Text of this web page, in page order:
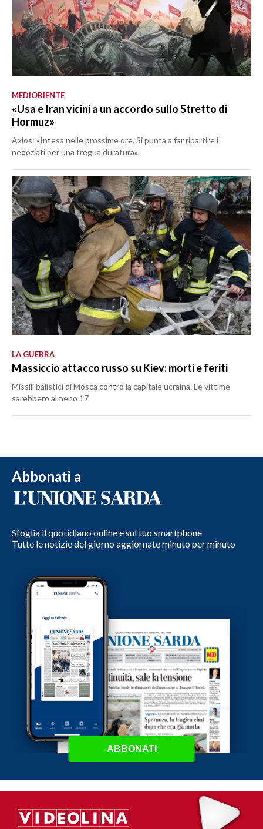
MEDIORIENTE
«Usa e Iran vicini a un accordo sullo Stretto di
Hormuz»
Axios: «Intesa nelle prossime ore. Si punta a far ripartire i
negoziati per una tregua duratura»
LA GUERRA
Massiccio attacco russo su Kiev: morti e feriti
Missili balistici di Mosca contro la capitale ucraina. Le vittime
sarebbero almeno 17
Abbonati a
Sfoglia il quotidiano online e sul tuo smartphone
Tutte le notizie del giorno aggiornate minuto per minuto
ABBONATI